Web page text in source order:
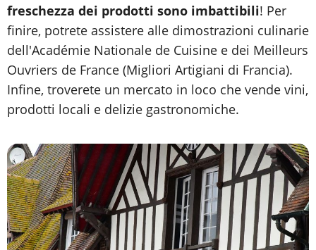
freschezza dei prodotti sono imbattibili! Per
finire, potrete assistere alle dimostrazioni culinarie
dell'Académie Nationale de Cuisine e dei Meilleurs
Ouvriers de France (Migliori Artigiani di Francia).
Infine, troverete un mercato in loco che vende vini,
prodotti locali e delizie gastronomiche.